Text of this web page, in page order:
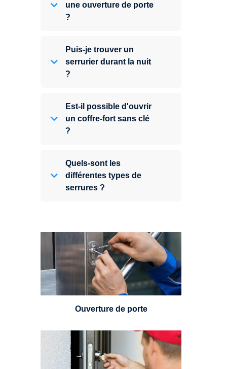
une ouverture de porte
?
Puis-je trouver un
serrurier durant la nuit
?
Est-il possible d'ouvrir
un coffre-fort sans clé
?
Quels-sont les
différentes types de
serrures ?
Vous avez perdu vos clés ou la
porte s'est refermée derrière vous
? Un serrurier est disponible
24h/7.
Ouverture de porte
Un serrurier sera en mesure de
choisir et remplacer un cylindre
standard, à 5 leviers ou à 3